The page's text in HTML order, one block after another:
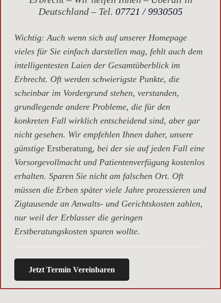
Deutschland – Tel. 07721 / 9930505
Wichtig: Auch wenn sich auf unserer Homepage
vieles für Sie einfach darstellen mag, fehlt auch dem
intelligentesten Laien der Gesamtüberblick im
Erbrecht. Oft werden schwierigste Punkte, die
scheinbar im Vordergrund stehen, verstanden,
grundlegende andere Probleme, die für den
konkreten Fall wirklich entscheidend sind, aber gar
nicht gesehen. Wir empfehlen Ihnen daher, unsere
günstige Erstberatung, bei der sie auf jeden Fall eine
Vorsorgevollmacht und Patientenverfügung kostenlos
erhalten. Sparen Sie nicht am falschen Ort. Oft
müssen die Erben später viele Jahre prozessieren und
Zigtausende an Anwalts- und Gerichtskosten zahlen,
nur weil der Erblasser die geringen
Erstberatungskosten sparen wollte.
Jetzt Termin Vereinbaren